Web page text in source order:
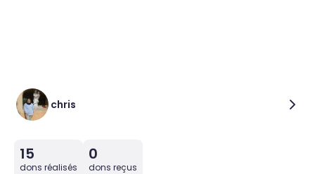
chris
15
dons réalisés
0
dons reçus